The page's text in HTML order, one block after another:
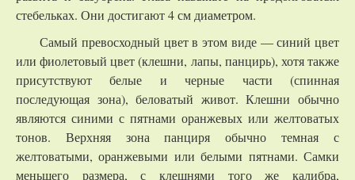
стебельках. Они достигают 4 см диаметром.
Самый превосходный цвет в этом виде — синий цвет
или фиолетовый цвет (клешни, лапы, панцирь), хотя также
присутствуют белые и черные части (спинная
последующая зона), беловатый живот. Клешни обычно
являются синими с пятнами оранжевых или желтоватых
тонов. Верхняя зона панциря обычно темная с
желтоватыми, оранжевыми или белыми пятнами. Самки
меньшего размера, с клешнями того же калибра,